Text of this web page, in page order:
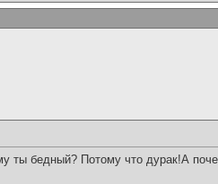
ты бедный? Потому что дурак!А